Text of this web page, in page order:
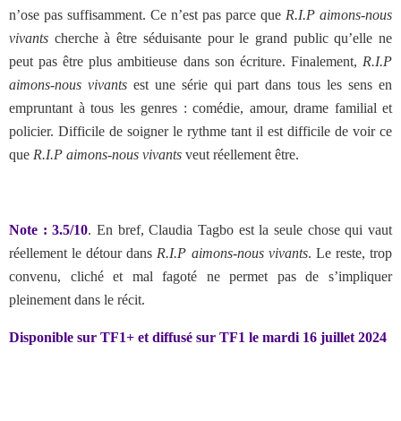
n’ose pas suffisamment. Ce n’est pas parce que R.I.P aimons-nous
vivants cherche à être séduisante pour le grand public qu’elle ne
peut pas être plus ambitieuse dans son écriture. Finalement, R.I.P
aimons-nous vivantsest une série qui part dans tous les sens en
empruntant à tous les genres : comédie, amour, drame familial et
policier. Difficile de soigner le rythme tant il est difficile de voir ce
que R.I.P aimons-nous vivants veut réellement être.
Note : 3.5/10. En bref, Claudia Tagbo est la seule chose qui vaut
réellement le détour dans R.I.P aimons-nous vivants. Le reste, trop
convenu, cliché et mal fagoté ne permet pas de s’impliquer
pleinement dans le récit.
Disponible sur TF1+ et diffusé sur TF1 le mardi 16 juillet 2024